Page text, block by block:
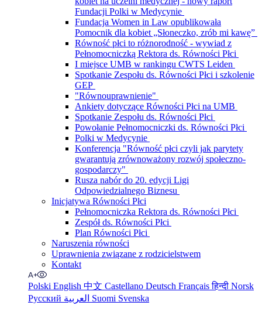
Fundacji Polki w Medycynie
Fundacja Women in Law opublikowała
Pomocnik dla kobiet „Słoneczko, zrób mi kawę”
Równość płci to różnorodność - wywiad z
Pełnomocniczką Rektora ds. Równości Płci
I miejsce UMB w rankingu CWTS Leiden
Spotkanie Zespołu ds. Równości Płci i szkolenie
GEP
"Równouprawnienie"
Ankiety dotyczące Równości Płci na UMB
Spotkanie Zespołu ds. Równości Płci
Powołanie Pełnomocniczki ds. Równości Płci
Polki w Medycynie
Konferencja "Równość płci czyli jak parytety
gwarantują zrównoważony rozwój społeczno-
gospodarczy"
Rusza nabór do 20. edycji Ligi
Odpowiedzialnego Biznesu
Inicjatywa Równości Płci
Pełnomocniczka Rektora ds. Równości Płci
Zespół ds. Równości Płci
Plan Równości Płci
Naruszenia równości
Uprawnienia związane z rodzicielstwem
Kontakt
Polski English 中文 Castellano Deutsch Françaisहिन्दी Norsk
Русский
Suomi Svenska